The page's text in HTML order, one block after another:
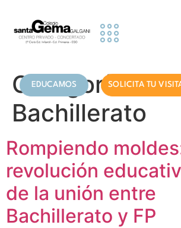
EDUCAMOS SOLICITA TU
Categoría:
Bachillerato
Rompiendo
revolución
de la unión entre
Bachillerato y FP